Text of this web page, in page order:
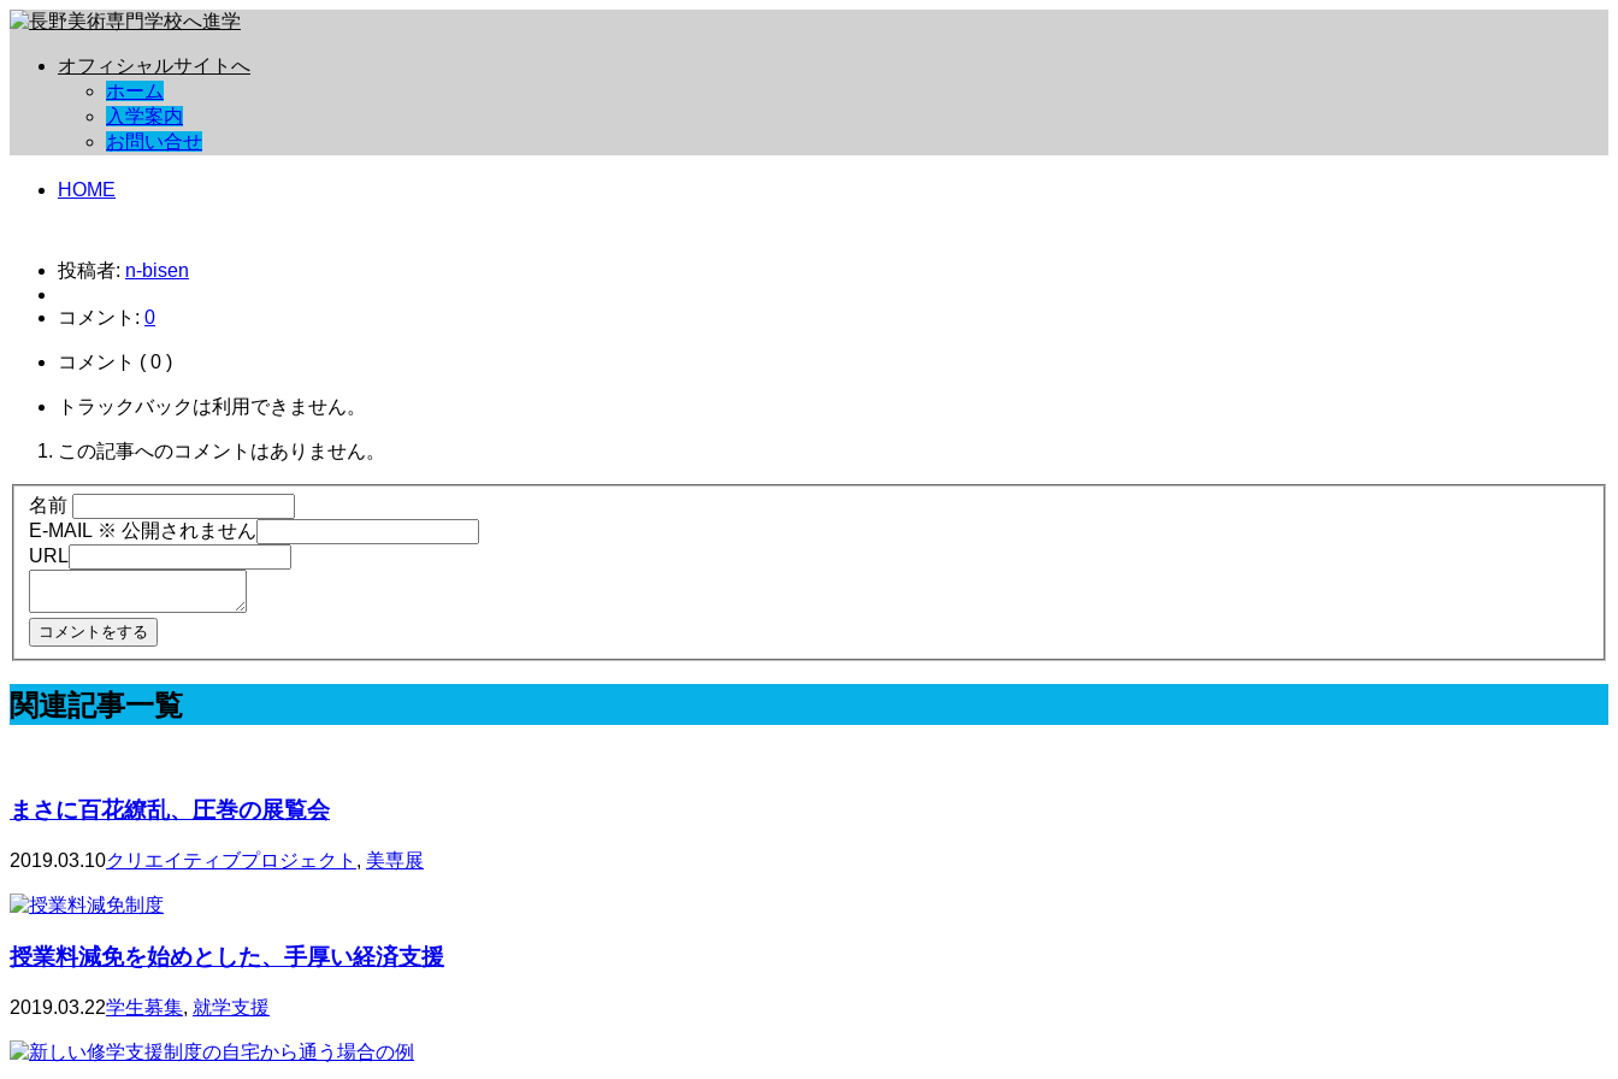
オフィシャルサイトへ
ホーム
入学案内
お問い合せ
HOME
投稿者: n-bisen
コメント: 0
コメント ( 0 )
トラックバックは利用できません。
この記事へのコメントはありません。
名前
E-MAIL ※ 公開されません
URL
関連記事一覧
まさに百花繚乱、圧巻の展覧会
2019.03.10クリエイティブプロジェクト , 美専展
授業料減免を始めとした、手厚い経済支援
2019.03.22学生募集, 就学支援